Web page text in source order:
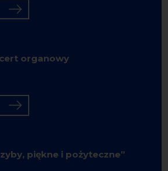
organowy
piękne i pożyteczne”